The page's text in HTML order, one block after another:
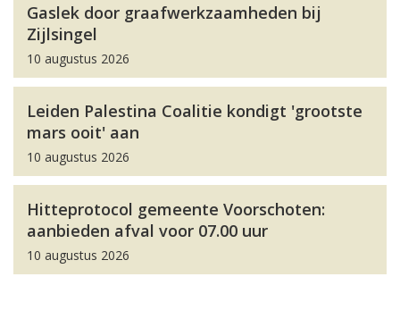
Gaslek door graafwerkzaamheden bij
Zijlsingel
10 augustus 2026
Leiden Palestina Coalitie kondigt 'grootste
mars ooit' aan
10 augustus 2026
Hitteprotocol gemeente Voorschoten:
aanbieden afval voor 07.00 uur
10 augustus 2026